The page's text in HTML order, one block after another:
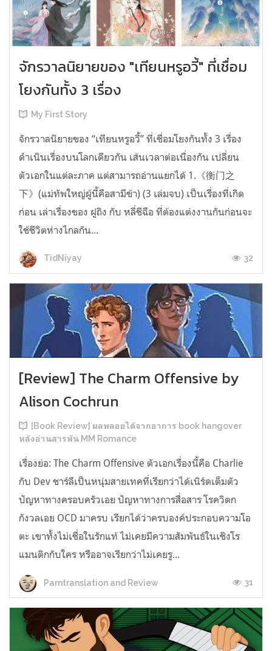
จักรวาลนิยายของ "เทียนหรูอวี้" ที่เชื่อม
โยงกันทั้ง 3 เรื่อง
My First Story
จักรวาลนิยายของ “เทียนหรูอวี้” ที่เชื่อมโยงกันทั้ง 3 เรื่อง
ดำเนินเรื่องบนโลกเดียวกัน เส้นเวลาต่อเนื่องกัน เปลี่ยน
ตัวเอกในแต่ละภาค แต่สามารถอ่านแยกได้ 1.《衡门之
下》(แม่ทัพใหญ่ผู้นี้คือสามีข้า) (3 เล่มจบ) เป็นเรื่องที่เกิด
ก่อน เล่าเรื่องของ ฝูถิง กับ หลี่ชีฉือ ที่ต้องแต่งงานกันก่อนจะ
ใช้ชีวิตห่างไกลกัน...
TidNiyay 32
[Review] The Charm Offensive by
Alison Cochrun
[Book Review] ผลพลอยได้จากอาการ book hangover
หลังอ่านสารพัน MM Romance
เรื่องย่อ: The Charm Offensive ตัวเอกเรื่องนี้คือ Charlie
กับ Dev ชาร์ลีเป็นหนุ่มสายเทคที่เรียกว่าได้เนิร์ดเต็มตัว
ปัญหาทางครอบครัวเอย ปัญหาทางการสื่อสาร โรควิตก
กังวลเอย OCD มาครบ เรียกได้ว่าครบองค์ประกอบความโอ
ตะ เขาทั้งไม่เชื่อในรักแท้ ไม่เคยมีความสัมพันธ์ในเชิงโร
แมนติกกับใคร หรืออาจเรียกว่าไม่เคยรู...
Parntranslation and Review 31